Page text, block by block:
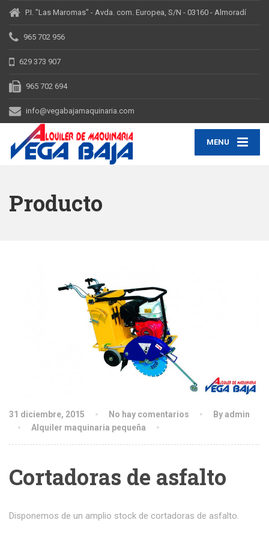
P.I. "Las Maromas" - Avda. com. Europea, S/N - 03160 - Almoradí
965 702 956
629 373 907
965 702 694
info@vegabajamaquinaria.com
MENU
Producto
31 diciembre, 2015 No hay comentarios
By admin
Alquiler maquinaria pequeña
Cortadoras de asfalto
Disponemos de un amplio stock de cortadoras de asfalto.